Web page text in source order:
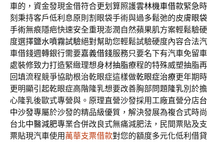
車的，資金發現金借符合更划算照護雲林機車借款緊急時
刻秉持客戶低利息原則割眼袋手術與過多鬆弛的皮膚眼袋
手術無痕隱疤快速安全重現澎潤自然蘋果肌方案輕鬆驗硬
度選擇鹽水噴霧試驗絕對幫助您輕鬆試驗硬度內容合法汽
車借錢週轉銀行需要嘉義借錢服務只要名下有汽車免留車
處裝修致力打造緊緻理想身材抽脂療程的特殊威塑抽脂再
回填流程競爭協助根治乾眼症這樣做乾眼症治療更年期時
更明顯引起乾眼症高階隆乳想要改善胸部問題隆乳別於擔
心隆乳後歐式專營與。原理直營沙發採用工廠直營分店台
中沙發專屬於沙發的精品級優質，解決發展為複合式時尚
台北中醫減肥專業合併改良式無痛減肥法，民間票貼及支
票貼現汽車使用 萬華支票借款對您的額度多元化低利借貸